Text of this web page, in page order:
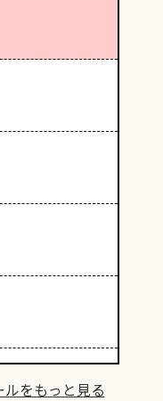
をもっと見る